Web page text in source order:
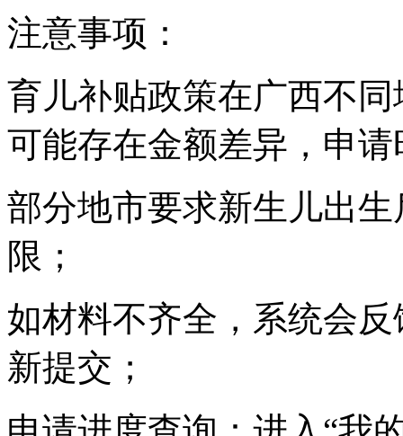
注意事项：
育儿补贴政策在广西不
可能存在金额差异，申
部分地市要求新生儿出
限；
如材料不齐全，系统会
新提交；